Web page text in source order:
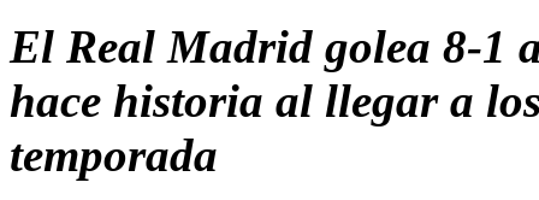
El Real Madrid golea 8-1
hace historia al llegar a
temporada